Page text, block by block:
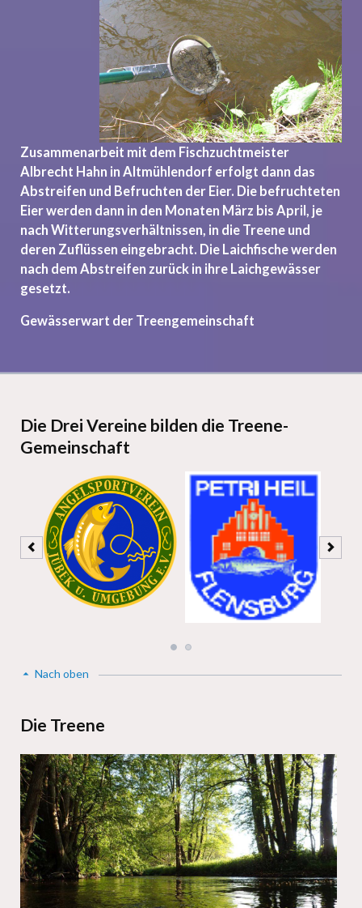
Zusammenarbeit mit dem Fischzuchtmeister
Albrecht Hahn in Altmühlendorf erfolgt dann das
Abstreifen und Befruchten der Eier. Die befruchteten
Eier werden dann in den Monaten März bis April, je
nach Witterungsverhältnissen, in die Treene und
deren Zuflüssen eingebracht. Die Laichfische werden
nach dem Abstreifen zurück in ihre Laichgewässer
gesetzt.
Gewässerwart der Treengemeinschaft
Die Drei Vereine bilden die Treene-
Gemeinschaft
Nach oben
Die Treene